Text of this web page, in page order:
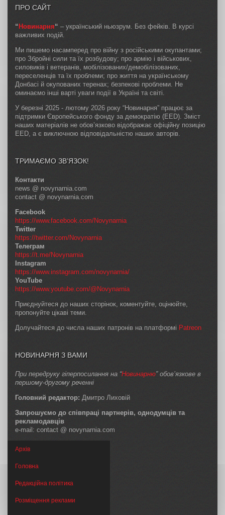
ПРО САЙТ
“Новинарня“ – український ньюзрум. Без фейків. В курсі
важливих подій.
Ми пишемо насамперед про війну з російськими окупантами;
про Збройні сили та їх розбудову; про армію і військових,
силовиків і ветеранів, мобілізованих/демобілізованих,
переселенців та їх проблеми; про життя на українському
Донбасі й окупованих теренах; безпекові проблеми. Не
оминаємо інші варті уваги події в Україні та світі.
У березні 2025 - лютому 2026 року “Новинарня” працює за
підтримки Європейського фонду за демократію (EED). Зміст
наших матеріалів не обов’язково відображає офіційну позицію
EED, а є виключною відповідальністю наших авторів.
ТРИМАЄМО ЗВ’ЯЗОК!
Контакти
news @ novynarnia.com
contact @ novynarnia.com
Facebook
https://www.facebook.com/Novynarnia
Twitter
https://twitter.com/Novynarnia
Телеграм
https://t.me/Novynarnia
Instagram
https://www.instagram.com/novynarnia/
YouTube
https://www.youtube.com/@Novynarnia
Приєднуйтеся до наших сторінок, коментуйте, оцінюйте,
пропонуйте цікаві теми.
Долучайтеся до числа наших патронів на платформі Patreon
НОВИНАРНЯ З ВАМИ
При передруку гіперпосилання на “Новинарню” обов’язкове в
першому-другому реченні
Головний редактор: Дмитро Лиховій
Запрошуємо до співпраці партнерів, однодумців та
рекламодавців
e-mail: contact @ novynarnia.com
Архів
Головна
Редакційна політика
Розміщення реклами